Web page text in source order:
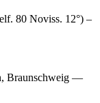
80 Noviss. 12°) –
Braunschweig —